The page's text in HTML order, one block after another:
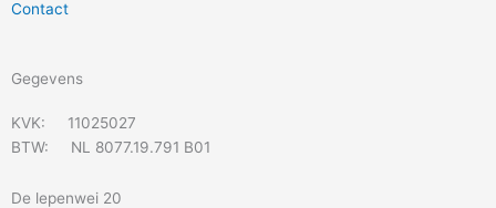
Contact
Gegevens
KVK: 11025027
BTW: NL 8077.19.791 B01
De lepenwei 20